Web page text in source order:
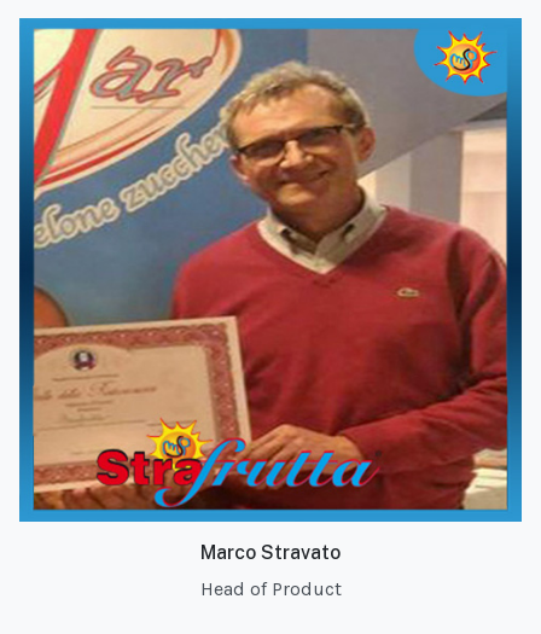
Marco Stravato
Head of Product